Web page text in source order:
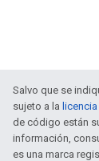
Salvo que se
sujeto a la
de código están
información,
es una marca